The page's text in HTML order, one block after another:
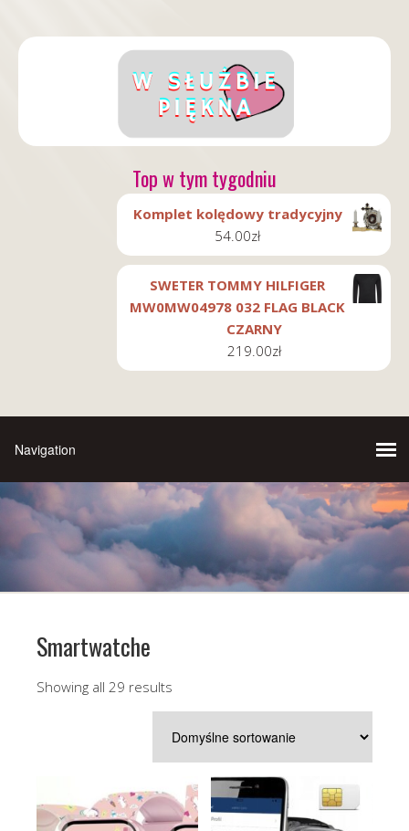
Top w tym tygodniu
Komplet kolędowy tradycyjny
54.00zł
SWETER TOMMY HILFIGER
MW0MW04978 032 FLAG BLACK
CZARNY
219.00zł
Smartwatche
Showing all 29 results